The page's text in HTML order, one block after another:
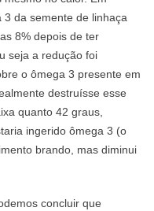
3 da semente de linhaça
8% depois de ter
seja a redução foi
o ômega 3 presente em
destruísse esse
quanto 42 graus,
ingerido ômega 3 (o
brando, mas diminui
concluir que